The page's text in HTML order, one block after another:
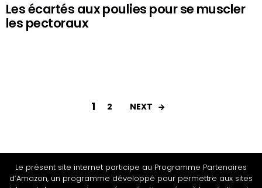
Les écartés aux poulies pour se muscler
les pectoraux
1 2 NEXT
Le présent site internet participe au Programme Partenaires
d’Amazon, un programme développé pour permettre aux sites